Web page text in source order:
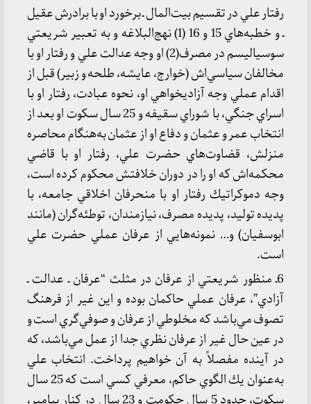
رفتار علي در تقسيم بيت‌المال ـ برخورد او با برادرش عقيل
ـ و خطبه‌هاي 15 و 16 (1) نهج‌البلاغه و به تعبير شريعتي
سوسياليسم در مصرف(2) او وجه عدالت علي و رفتار او با
مخالفان سياسي‌اش (خوارج، عايشه، طلحه و زبير) قبل از
اقدام عملي وجه آزاديخواهي او، نحوه عبادت، رفتار او با
اسراي جنگي، با شوراي سقيفه و 25 سال سكوت او بعد از
انتخاب عمر و عثمان و دفاع او از عثمان به‌هنگام محاصره
منزلش، قضاوت‌هاي حضرت علي، رفتار او با قاضي
محكمه‌اش كه او را در دوران خلافتش محكوم كرده است،
وجه دموكراتيك رفتار او با منحرفان اخلاقي جامعه، با
پديده توليد، پديده مصرف، نيازمندان، توطئه‌گران (مانند
ابوسفيان) و… نمونه‌هايي از عرفان عملي حضرت علي
است.
6ـ منظور شريعتي از عرفان در مثلث “عرفان ـ عدالت ـ
آزادي”، عرفان عملي حاكمان بوده و اين غير از فرهنگ
تصوف مي‌باشد كه مخلوطي از عرفان و صوفي‌گري است و
در عين حال غير از عرفان نظري جدا از عمل مي‌باشد، كه
در آينده مفصلاً به آن خواهيم پرداخت. انتخاب علي
به‌عنوان يك الگوي حاكم، معرفي كسي است كه 25 سال